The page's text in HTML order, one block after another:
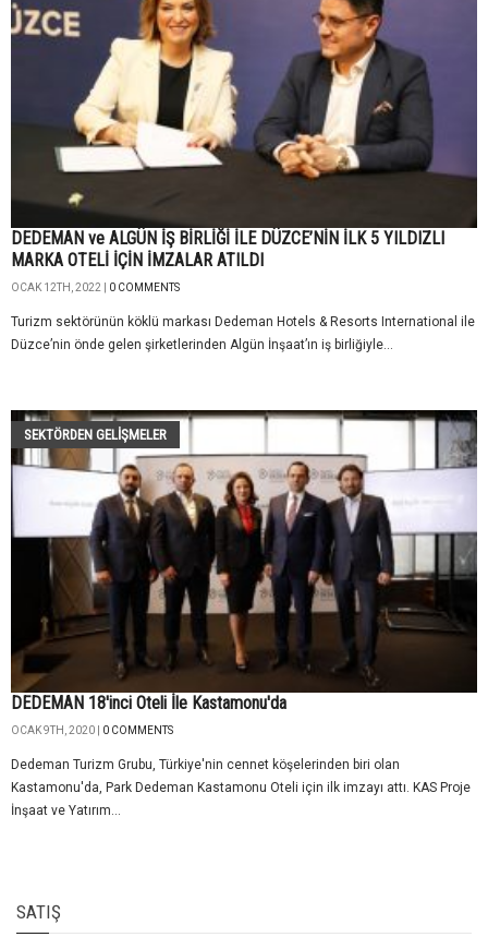
DEDEMAN ve ALGÜN İŞ BİRLİĞİ İLE DÜZCE’NİN İLK 5 YILDIZLI
MARKA OTELİ İÇİN İMZALAR ATILDI
OCAK 12TH, 2022 | 0 COMMENTS
Turizm sektörünün köklü markası Dedeman Hotels & Resorts International ile
Düzce’nin önde gelen şirketlerinden Algün İnşaat’ın iş birliğiyle...
SEKTÖRDEN GELIŞMELER
DEDEMAN 18'inci Oteli İle Kastamonu'da
OCAK 9TH, 2020 | 0 COMMENTS
Dedeman Turizm Grubu, Türkiye'nin cennet köşelerinden biri olan
Kastamonu'da, Park Dedeman Kastamonu Oteli için ilk imzayı attı. KAS Proje
İnşaat ve Yatırım...
SATIŞ